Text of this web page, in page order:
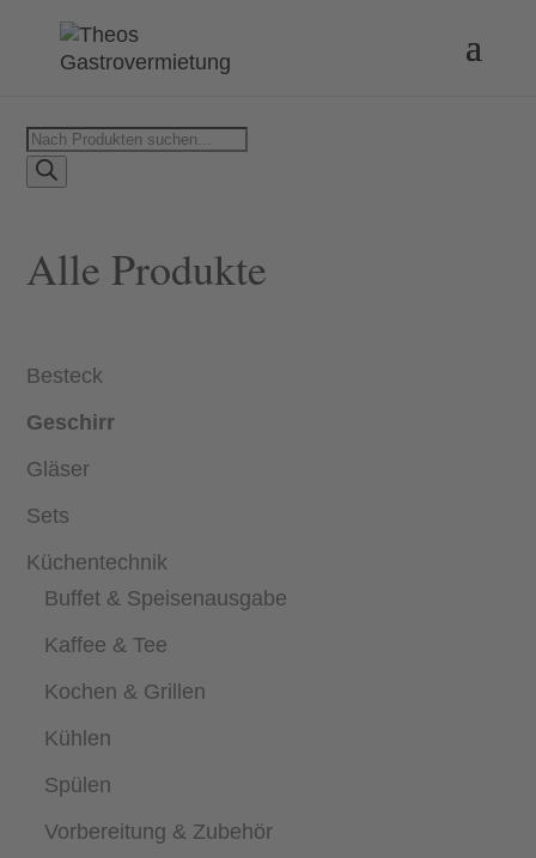
Products
search
Alle Produkte
Besteck
Geschirr
Gläser
Sets
Küchentechnik
Buffet & Speisenausgabe
Kaffee & Tee
Kochen & Grillen
Kühlen
Spülen
Vorbereitung & Zubehör